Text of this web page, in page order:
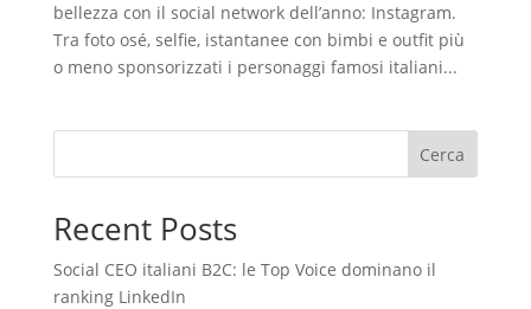
bellezza con il social network dell’anno: Instagram.
Tra foto osé, selfie, istantanee con bimbi e outfit più
o meno sponsorizzati i personaggi famosi italiani...
Cerca
Recent Posts
Social CEO italiani B2C: le Top Voice dominano il
ranking LinkedIn